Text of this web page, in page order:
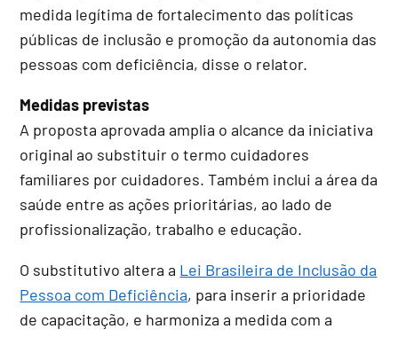
medida legítima de fortalecimento das políticas
públicas de inclusão e promoção da autonomia das
pessoas com deficiência, disse o relator.
Medidas previstas
A proposta aprovada amplia o alcance da iniciativa
original ao substituir o termo cuidadores
familiares por cuidadores. Também inclui a área da
saúde entre as ações prioritárias, ao lado de
profissionalização, trabalho e educação.
O substitutivo altera a Lei Brasileira de Inclusão da
Pessoa com Deficiência, para inserir a prioridade
de capacitação, e harmoniza a medida com a